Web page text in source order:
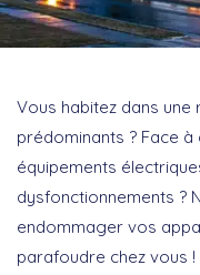
Vous habitez dans
prédominants ? Face
équipements
dysfonctionnements ?
endommager vos
parafoudre chez vous !